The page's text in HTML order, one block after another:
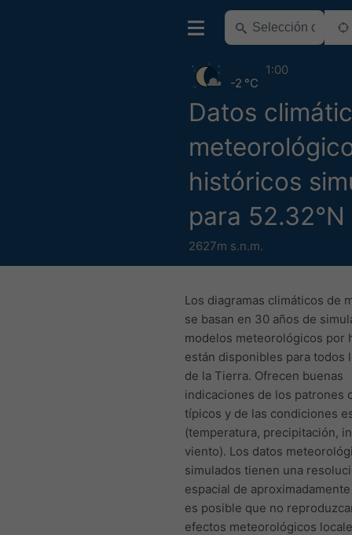
Datos
históricos
para 52.32°N
2627m s.n.m.
-2 °C
1:00
Los diagramas climáticos de
se basan en 30 años de
modelos meteorológicos por
están disponibles para todos
de la Tierra. Ofrecen buenas
indicaciones de los patrones
típicos y de las condiciones
(temperatura, precipitación,
viento). Los datos
simulados tienen una
espacial de
es posible que no
efectos meteorológicos